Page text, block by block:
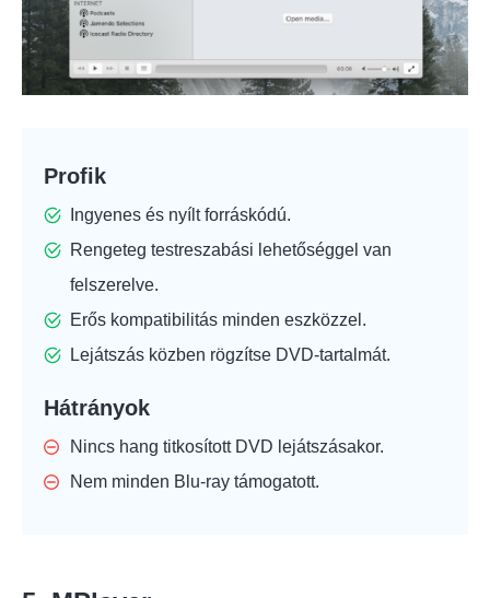
Profik
Ingyenes és nyílt forráskódú.
Rengeteg testreszabási lehetőséggel van
felszerelve.
Erős kompatibilitás minden eszközzel.
Lejátszás közben rögzítse DVD-tartalmát.
Hátrányok
Nincs hang titkosított DVD lejátszásakor.
Nem minden Blu-ray támogatott.